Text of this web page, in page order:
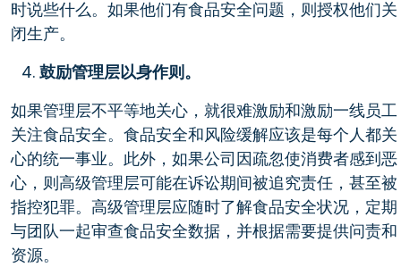
时说些什么。如果他们有食品安全问题，则授权他们关
闭生产。
鼓励管理层以身作则。
如果管理层不平等地关心，就很难激励和激励一线员工
关注食品安全。食品安全和风险缓解应该是每个人都关
心的统一事业。此外，如果公司因疏忽使消费者感到恶
心，则高级管理层可能在诉讼期间被追究责任，甚至被
指控犯罪。高级管理层应随时了解食品安全状况，定期
与团队一起审查食品安全数据，并根据需要提供问责和
资源。